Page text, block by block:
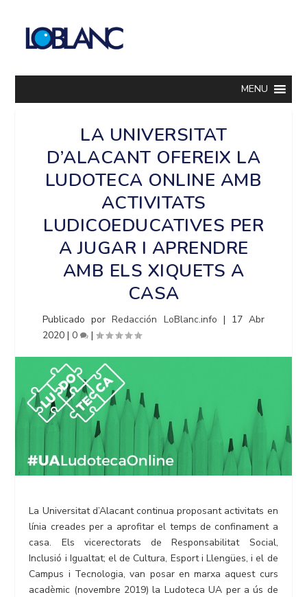
MENU
LA UNIVERSITAT
D’ALACANT OFEREIX LA
LUDOTECA ONLINE AMB
ACTIVITATS
LUDICOEDUCATIVES PER
A JUGAR I APRENDRE
AMB ELS XIQUETS A
CASA
Publicado porRedacción LoBlanc.info | 17 Abr
2020 |0 |
La Universitat d’Alacant continua proposant activitats en
línia creades per a aprofitar el temps de confinament a
casa. Els vicerectorats de Responsabilitat Social,
Inclusió i Igualtat; el de Cultura, Esport i Llengües, i el de
Campus i Tecnologia, van posar en marxa aquest curs
acadèmic (novembre 2019) la Ludoteca UA per a ús de